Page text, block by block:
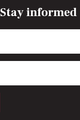
Stay informed